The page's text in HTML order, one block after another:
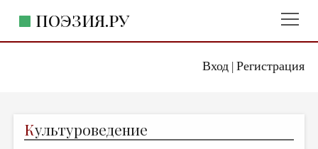
Вход| Регистрация
ПОЭЗИЯ.РУ
ЖАНРЫ
Культуроведение